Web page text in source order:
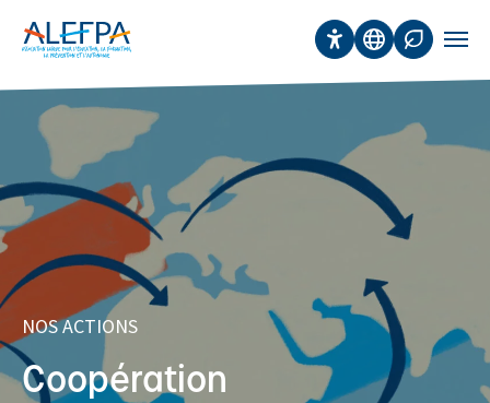
Aller au contenu principal
Accessibilité
Traduction
Affichage
NOS ACTIONS
Coopération